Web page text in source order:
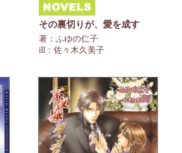
その裏切りが、愛を成す
著：ふゆの仁子
ill：佐々木久美子